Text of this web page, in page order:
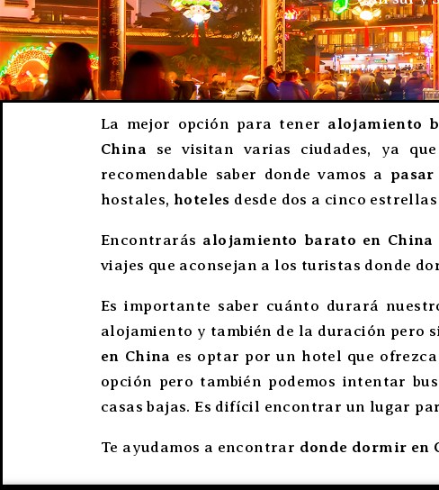
La mejor opción para tener alojamiento
China se visitan varias ciudades, ya
recomendable saber donde vamos a
hostales, hoteles desde dos a cinco
Encontrarás alojamiento barato en China
viajes que aconsejan a los turistas donde
Es importante saber cuánto durará
alojamiento y también de la duración pero
en China es optar por un hotel que
opción pero también podemos intentar
casas bajas. Es difícil encontrar un lugar
Te ayudamos a encontrar donde dormir en